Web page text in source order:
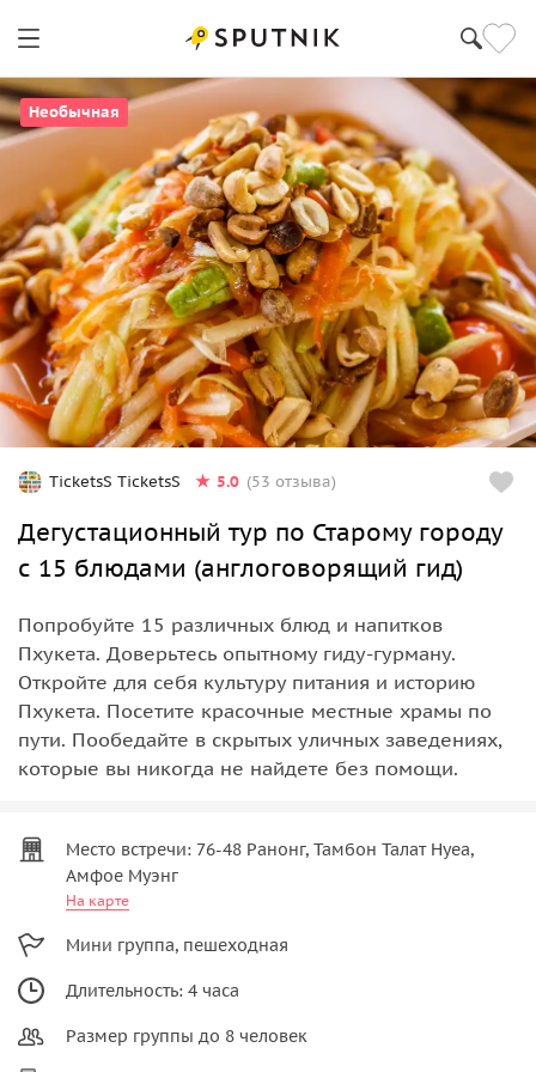
Необычная
TicketsS TicketsS 5.0 (53 отзыва)
Дегустационный тур по Старому городу
с 15 блюдами (англоговорящий гид)
Попробуйте 15 различных блюд и напитков
Пхукета. Доверьтесь опытному гиду-гурману.
Откройте для себя культуру питания и историю
Пхукета. Посетите красочные местные храмы по
пути. Пообедайте в скрытых уличных заведениях,
которые вы никогда не найдете без помощи.
Место встречи: 76-48 Ранонг, Тамбон Талат Нуеа,
Амфое Муэнг
На карте
Мини группа, пешеходная
Длительность: 4 часа
Размер группы до 8 человек